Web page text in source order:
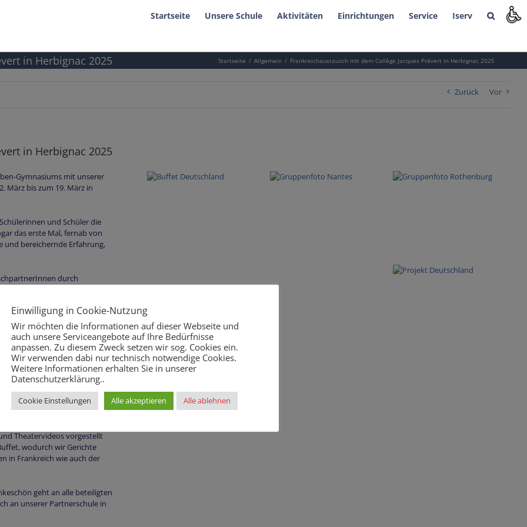
Startseite Unsere Schule Aktivitäten Einrichtungen Service Iserv
in Herbignac 2025 Startseite Allgemein Frankreichaustausch mit dem Collège Jacques Prévert in Herbignac 2025
Zurück Vor
in Herbignac 2025
Gymnasiums mit unserer
März bis zum 19. März in
und Schüler die
das erste Mal, fernab von
und bereichernde Erfahrung,
durch
sind, näher kennen. So
perfekte Start für eine
erkundeten die Gruppen auf
beeindruckende Burgen,
Tauber. In Rothenburg
zu probieren.
und schöne Erinnerungen, die
am Ende der Woche umso
und so einen Einblick in
Abschlussabend in
Theatervideos vorgestellt
wodurch wir Gerichte
in Frankreich wie auch der
geht an alle beteiligten
an unserer Partnerschule in
Einwilligung in Cookie-Nutzung
Wir möchten die Informationen auf dieser Webseite und
auch unsere Serviceangebote auf Ihre Bedürfnisse
anpassen. Zu diesem Zweck setzen wir sog. Cookies ein.
Wir verwenden dabi nur technisch notwendige Cookies.
Weitere Informationen erhalten Sie in unserer
Datenschutzerklärung..
Cookie Einstellungen Alle akzeptieren Alle ablehnen